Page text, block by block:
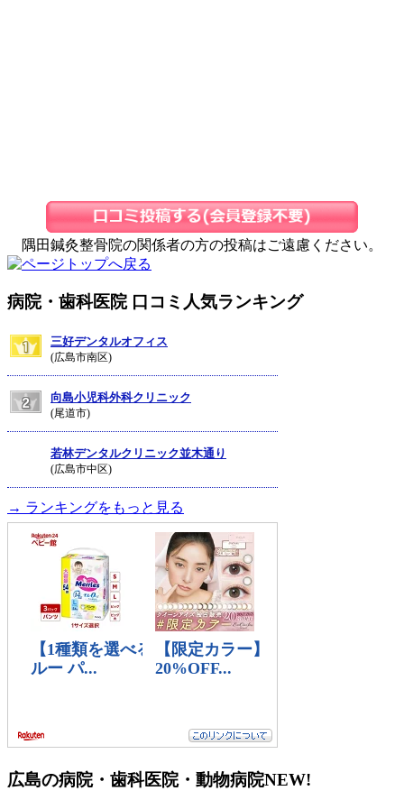
隅田鍼灸整骨院の関係者の方の投稿はご遠慮ください。
病院・歯科医院 口コミ人気ランキング
三好デンタルオフィス
(広島市南区)
向島小児科外科クリニック
(尾道市)
若林デンタルクリニック並木通り
(広島市中区)
→ ランキングをもっと見る
広島の病院・歯科医院・動物病院NEW!